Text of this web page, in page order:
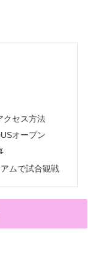
クセス方法
オープン
ムで試合観戦